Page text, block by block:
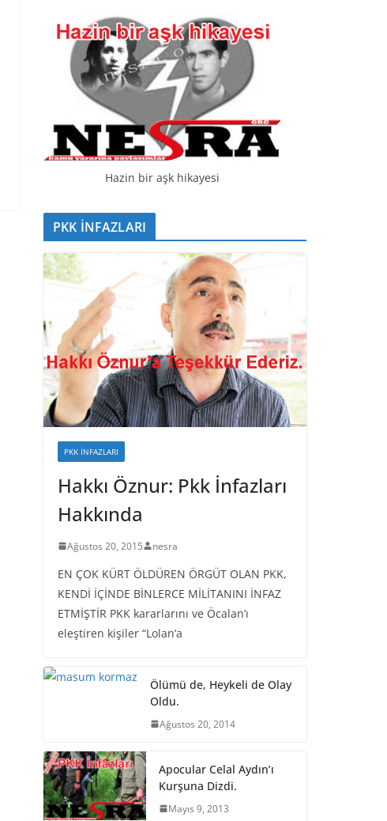
Hazin bir aşk hikayesi
PKK İNFAZLARI
PKK İNFAZLARI
Hakkı Öznur: Pkk İnfazları
Hakkında
Ağustos 20, 2015 nesra
EN ÇOK KÜRT ÖLDÜREN ÖRGÜT OLAN PKK,
KENDİ İÇİNDE BİNLERCE MİLİTANINI İNFAZ
ETMİŞTİR PKK kararlarını ve Öcalan’ı
eleştiren kişiler “Lolan’a
Ölümü de, Heykeli de Olay
Oldu.
Ağustos 20, 2014
Apocular Celal Aydın’ı
Kurşuna Dizdi.
Mayıs 9, 2013